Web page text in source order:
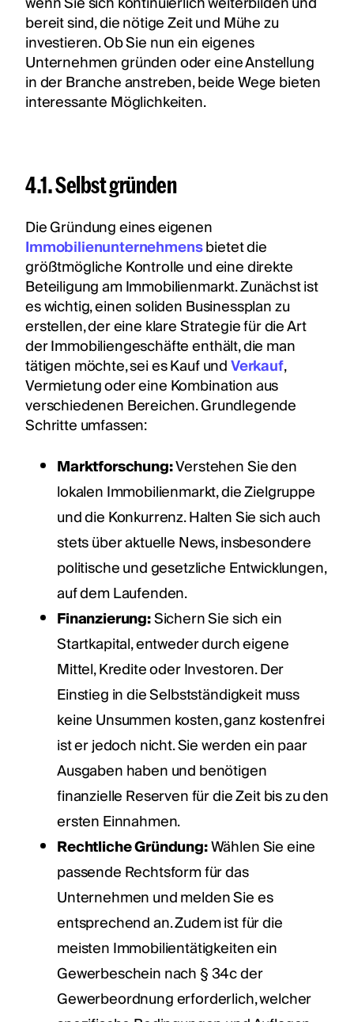
bereit sind, die nötige Zeit und Mühe zu
investieren. Ob Sie nun ein eigenes
Unternehmen gründen oder eine Anstellung
in der Branche anstreben, beide Wege bieten
interessante Möglichkeiten.
4.1. Selbst gründen
Die Gründung eines eigenen
Immobilienunternehmensbietet die
größtmögliche Kontrolle und eine direkte
Beteiligung am Immobilienmarkt. Zunächst ist
es wichtig, einen soliden Businessplan zu
erstellen, der eine klare Strategie für die Art
der Immobiliengeschäfte enthält, die man
tätigen möchte, sei es Kauf undVerkauf,
Vermietung oder eine Kombination aus
verschiedenen Bereichen. Grundlegende
Schritte umfassen:
Marktforschung:Verstehen Sie den
lokalen Immobilienmarkt, die Zielgruppe
und die Konkurrenz. Halten Sie sich auch
stets über aktuelle News, insbesondere
politische und gesetzliche Entwicklungen,
auf dem Laufenden.
Finanzierung:Sichern Sie sich ein
Startkapital, entweder durch eigene
Mittel, Kredite oder Investoren. Der
Einstieg in die Selbstständigkeit muss
keine Unsummen kosten, ganz kostenfrei
ist er jedoch nicht. Sie werden ein paar
Ausgaben haben und benötigen
finanzielle Reserven für die Zeit bis zu den
ersten Einnahmen.
Rechtliche Gründung:Wählen Sie eine
passende Rechtsform für das
Unternehmen und melden Sie es
entsprechend an. Zudem ist für die
meisten Immobilientätigkeiten ein
Gewerbeschein nach § 34c der
Gewerbeordnung erforderlich, welcher